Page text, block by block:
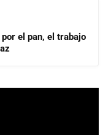
el pan, el trabajo